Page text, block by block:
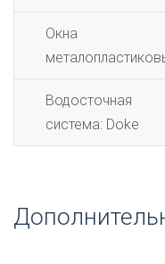
Окна
Водосточная
система: Doke